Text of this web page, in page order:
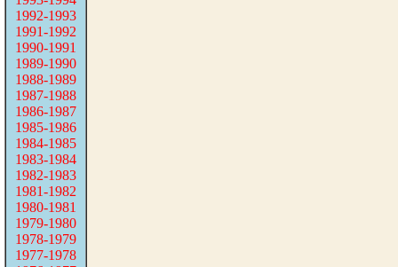
1992-1993
1991-1992
1990-1991
1989-1990
1988-1989
1987-1988
1986-1987
1985-1986
1984-1985
1983-1984
1982-1983
1981-1982
1980-1981
1979-1980
1978-1979
1977-1978